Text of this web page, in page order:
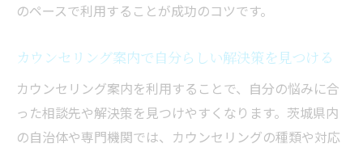
のペースで利用することが成功のコツです。
カウンセリング案内で自分らしい解決策を見つける
カウンセリング案内を利用することで、自分の悩みに合
った相談先や解決策を見つけやすくなります。茨城県内
の自治体や専門機関では、カウンセリングの種類や対応